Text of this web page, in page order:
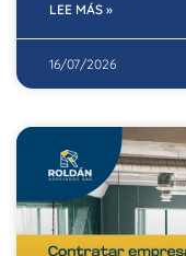
LEE MÁS »
16/07/2026